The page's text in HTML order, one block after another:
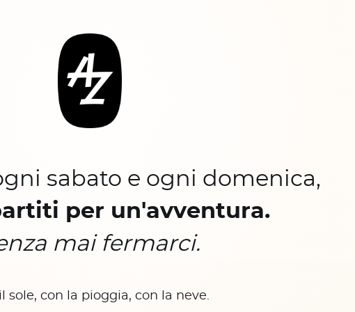
sabato e ogni domenica,
per un'avventura.
mai fermarci.
sole, con la pioggia, con la neve.